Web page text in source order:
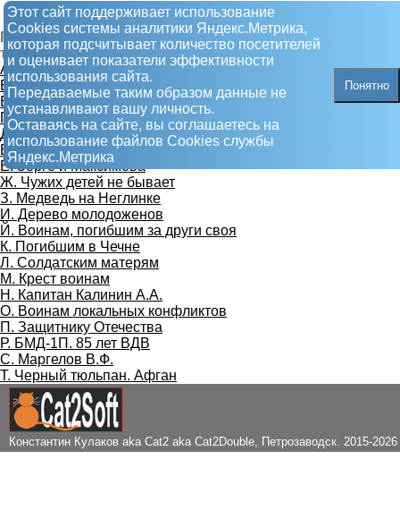
Этот сайт поддерживает использование
Сookies системы аналитики Яндекс.Метрика,
которая подсчитывает количество посетителей
и оценивает показатели эффективности
использования сайта.
Передаваемые таким образом данные не
устанавливают вашу личность.
Оставаясь на сайте, вы соглашаетесь на
использование файлов Сookies службы
Яндекс.Метрика
Понятно
Вниз по Неглинке
Пешком от "Бойцам 272 дивизии" до "Черный
тюльпан. Афган"
А. Бойцам 272 дивизии
Б. Топографический центр
В. Партизанская улица
Г. Альтшуллер Г.С.
Д. Концлагерь 6
Е. Кубик
Ё. Зорге и Максимова
Ж. Чужих детей не бывает
З. Медведь на Неглинке
И. Дерево молодоженов
Й. Воинам, погибшим за други своя
К. Погибшим в Чечне
Л. Солдатским матерям
М. Крест воинам
Н. Капитан Калинин А.А.
О. Воинам локальных конфликтов
П. Защитнику Отечества
Р. БМД-1П. 85 лет ВДВ
С. Маргелов В.Ф.
Т. Черный тюльпан. Афган
Константин Кулаков aka Cat2 aka Cat2Double, Петрозаводск. 2015-2026